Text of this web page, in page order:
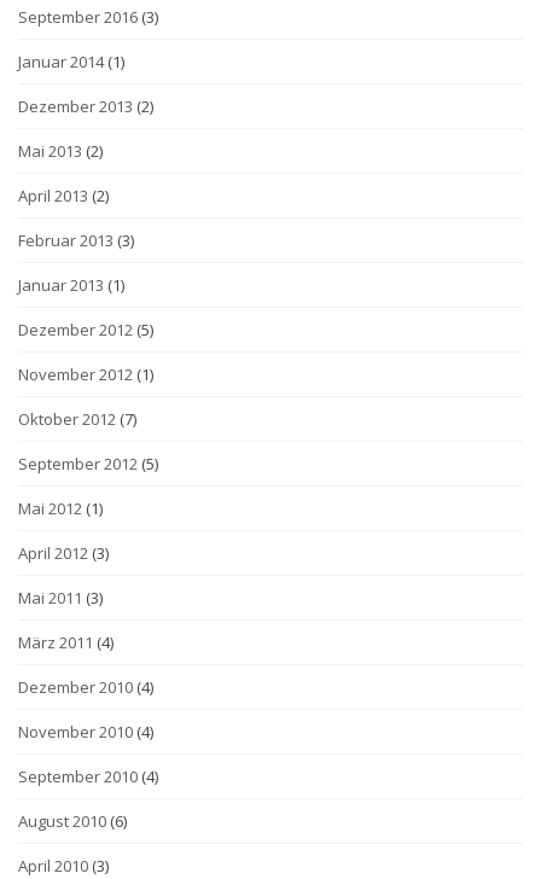
September 2016 (3)
Januar 2014(1)
Dezember 2013 (2)
Mai 2013 (2)
April 2013 (2)
Februar 2013 (3)
Januar 2013 (1)
Dezember 2012 (5)
November 2012 (1)
Oktober 2012 (7)
September 2012 (5)
Mai 2012 (1)
April 2012 (3)
Mai 2011 (3)
März 2011 (4)
Dezember 2010 (4)
November 2010 (4)
September 2010 (4)
August 2010 (6)
April 2010 (3)